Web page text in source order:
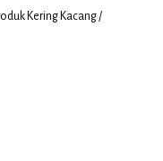
Kering Kacang /